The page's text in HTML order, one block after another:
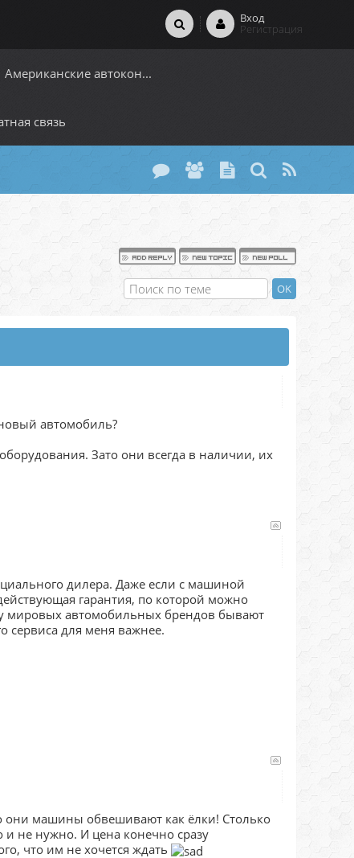
Вход
Регистрация
Американские автокон...
связь
автомобиль?
Зато они всегда в наличии, их
дилера. Даже если с машиной
гарантия, по которой можно
мировых автомобильных брендов бывают
сервиса для меня важнее.
они машины обвешивают как ёлки! Столько
и не нужно. И цена конечно сразу
что им не хочется ждать